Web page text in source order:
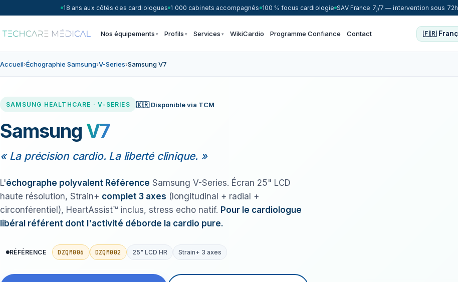
18 ans aux côtés des cardiologues 1 000 cabinets accompagnés 100 % focus cardiologie SAV France 7j/7 — intervention sous 72h
Nos équipements Profils Services WikiCardio Programme Confiance Contact
Accueil›Échographie Samsung›V-Series›Samsung V7
SAMSUNG HEALTHCARE · V-SERIES 🇰🇷 Disponible via TCM
Samsung V7
« La précision cardio. La liberté clinique. »
L'échographe polyvalent Référence Samsung V-Series. Écran 25" LCD
haute résolution, Strain+ complet 3 axes (longitudinal + radial +
circonférentiel), HeartAssist™ inclus, stress echo natif. Pour le cardiologue
libéral référent dont l'activité déborde la cardio pure.
RÉFÉRENCE DZQM006 DZQM002 25" LCD HR Strain+ 3 axes